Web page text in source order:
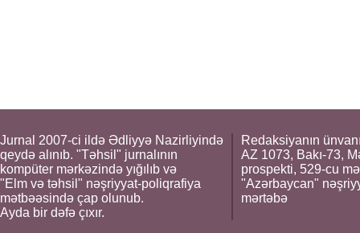
Jurnal 2007-ci ildə Ədliyyə Nazirliyində
qeydə alınıb. "Təhsil" jurnalının
kompüter mərkəzində yığılıb və
"Elm və təhsil" nəşriyyat-poliqrafiya
mətbəəsində çap olunub.
Ayda bir dəfə çıxır.
Redaksiyanın
AZ 1073, Bakı-73,
prospekti, 529-cu
"Azərbaycan"
mərtəbə